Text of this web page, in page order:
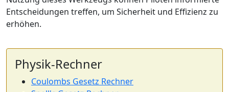
Entscheidungen treffen, um Sicherheit und Effizienz zu
erhöhen.
Physik-Rechner
Coulombs Gesetz Rechner